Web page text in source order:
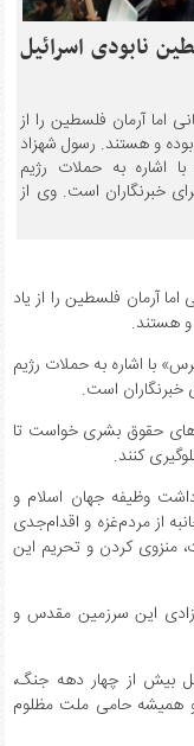
نابودی اسرائیل
اما آرمان فلسطین را از
و هستند. رسول شهزاد
اشاره به حملات رژیم
خبرنگاران است. وی از
آرمان فلسطین را از یاد
هستند.
با اشاره به حملات رژیم
است.
حقوق بشری خواست تا
کنند.
وظیفه جهان اسلام و
از مردم‌غزه و اقدام‌جدی
منزوی کردن و تحریم این
این سرزمین مقدس و
بیش از چهار دهه جنگ،
و همیشه حامی ملت مظلوم